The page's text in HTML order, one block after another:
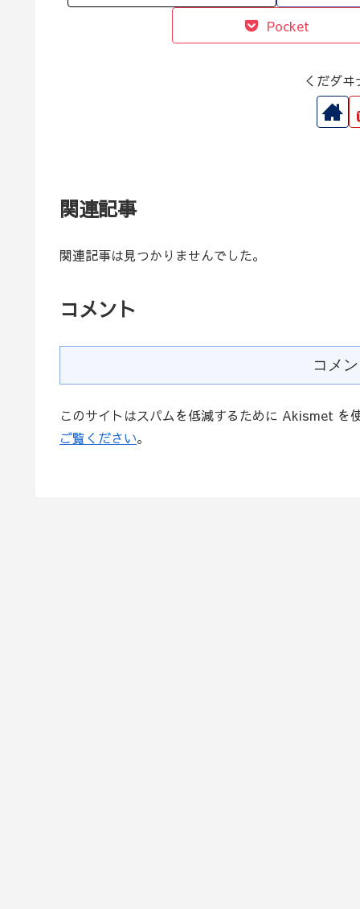
Pocket
くだダ
関連記事
関連記事は見つかりませんでした。
コメント
コメ
このサイトはスパムを低減するために Akismet を
ご覧ください。